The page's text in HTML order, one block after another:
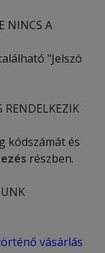
NINCS A
"Jelszó
RENDELKEZIK
kódszámát és
részben.
vásárlás